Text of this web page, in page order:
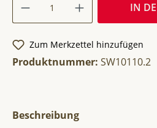
IN
Zum Merkzettel hinzufügen
Produktnummer: SW10110.2
Beschreibung